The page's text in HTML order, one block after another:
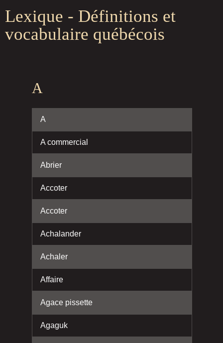
Lexique - Définitions et
vocabulaire québécois
A
A
A commercial
Abrier
Accoter
Accoter
Achalander
Achaler
Affaire
Agace pissette
Agaguk